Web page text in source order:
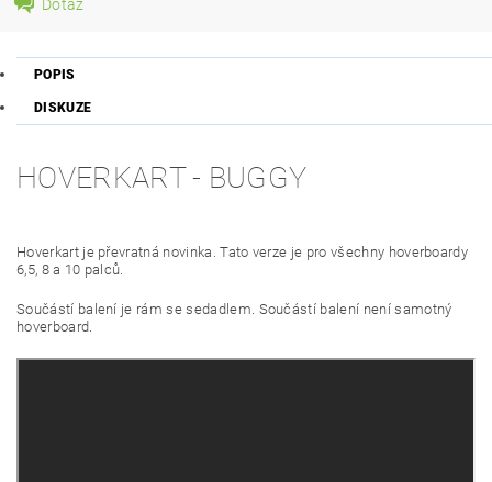
Dotaz
POPIS
DISKUZE
HOVERKART - BUGGY
Hoverkart je převratná novinka. Tato verze je pro všechny hoverboardy
6,5, 8 a 10 palců.
Součástí balení je rám se sedadlem. Součástí balení není samotný
hoverboard.